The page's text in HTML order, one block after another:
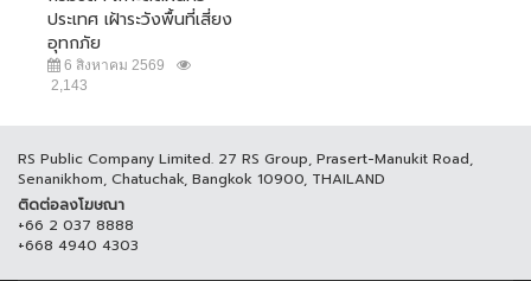
ประเทศ เฝ้าระวังพื้นที่เสี่ยง
อุทกภัย
6 สิงหาคม 2569
2,143
RS Public Company Limited. 27 RS Group, Prasert-Manukit Road,
Senanikhom, Chatuchak, Bangkok 10900, THAILAND
ติดต่อลงโฆษณา
+66 2 037 8888
+668 4940 4303